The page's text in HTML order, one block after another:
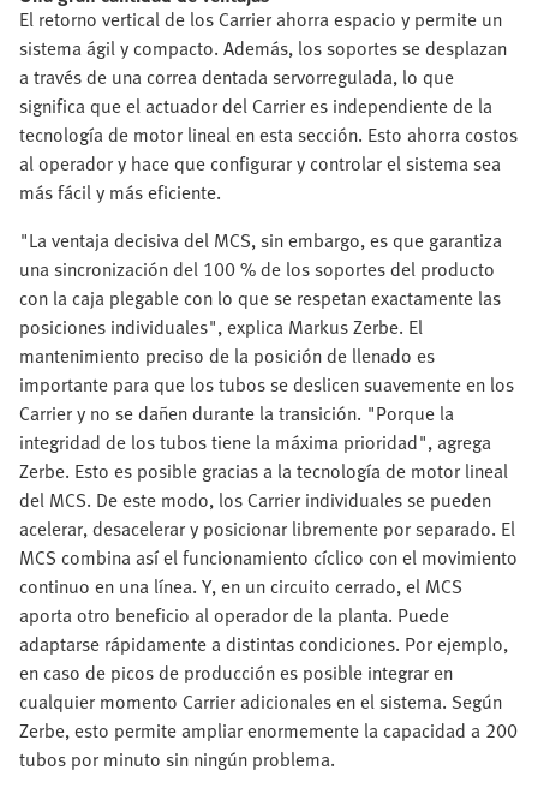
El retorno vertical de los Carrier ahorra espacio y permite un
sistema ágil y compacto. Además, los soportes se desplazan
a través de una correa dentada servorregulada, lo que
significa que el actuador del Carrier es independiente de la
tecnología de motor lineal en esta sección. Esto ahorra costos
al operador y hace que configurar y controlar el sistema sea
más fácil y más eficiente.
"La ventaja decisiva del MCS, sin embargo, es que garantiza
una sincronización del 100 % de los soportes del producto
con la caja plegable con lo que se respetan exactamente las
posiciones individuales", explica Markus Zerbe. El
mantenimiento preciso de la posición de llenado es
importante para que los tubos se deslicen suavemente en los
Carrier y no se dañen durante la transición. "Porque la
integridad de los tubos tiene la máxima prioridad", agrega
Zerbe. Esto es posible gracias a la tecnología de motor lineal
del MCS. De este modo, los Carrier individuales se pueden
acelerar, desacelerar y posicionar libremente por separado. El
MCS combina así el funcionamiento cíclico con el movimiento
continuo en una línea. Y, en un circuito cerrado, el MCS
aporta otro beneficio al operador de la planta. Puede
adaptarse rápidamente a distintas condiciones. Por ejemplo,
en caso de picos de producción es posible integrar en
cualquier momento Carrier adicionales en el sistema. Según
Zerbe, esto permite ampliar enormemente la capacidad a 200
tubos por minuto sin ningún problema.